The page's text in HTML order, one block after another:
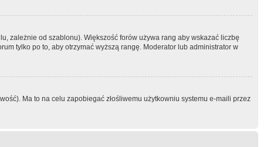
zależnie od szablonu). Większość forów używa rang aby wskazać liczbę
tylko po to, aby otrzymać wyższą rangę. Moderator lub administrator w
Ma to na celu zapobiegać złośliwemu użytkowniu systemu e-maili przez